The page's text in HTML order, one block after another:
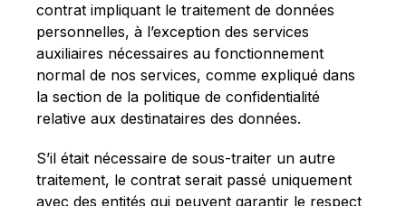
contrat impliquant le traitement de données
personnelles, à l’exception des services
auxiliaires nécessaires au fonctionnement
normal de nos services, comme expliqué dans
la section de la politique de confidentialité
relative aux destinataires des données.
S’il était nécessaire de sous-traiter un autre
traitement, le contrat serait passé uniquement
avec des entités qui peuvent garantir le respect